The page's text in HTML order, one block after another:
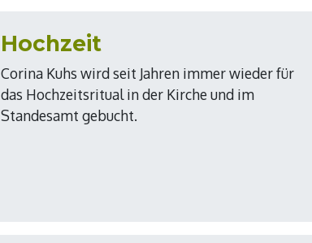
Hochzeit
Corina Kuhs wird seit Jahren immer wieder für
das Hochzeitsritual in der Kirche und im
Standesamt gebucht.